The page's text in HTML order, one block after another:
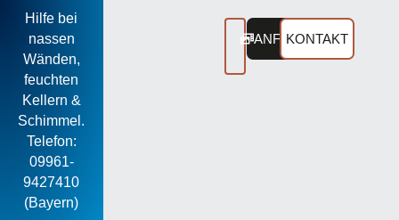
Zum
springen
Hilfe bei
nassen
Wänden,
feuchten
Kellern &
Schimmel.
Telefon:
09961-
9427410
(Bayern)
ANFRAGEN
KONTAKT